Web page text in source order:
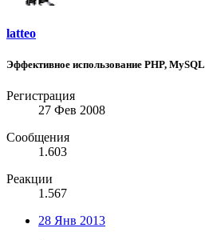
latteo
Эффективное использование PHP, MySQL
Регистрация
27 Фев 2008
Сообщения
1.603
Реакции
1.567
28 Янв 2013